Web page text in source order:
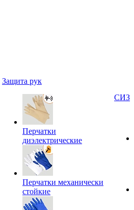
Защита рук
Перчатки
диэлектрические
Перчатки механически
стойкие
СИЗ